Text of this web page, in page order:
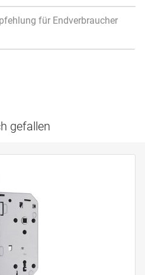
für Endverbraucher
gefallen